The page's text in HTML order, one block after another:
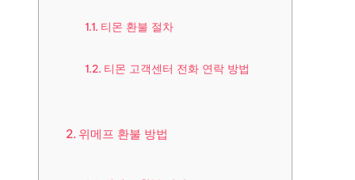
티몬 환불 절차
티몬 고객센터 전화 연락 방법
위메프 환불 방법